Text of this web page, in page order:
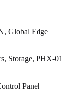
Global Edge
Storage, PHX-01
Panel